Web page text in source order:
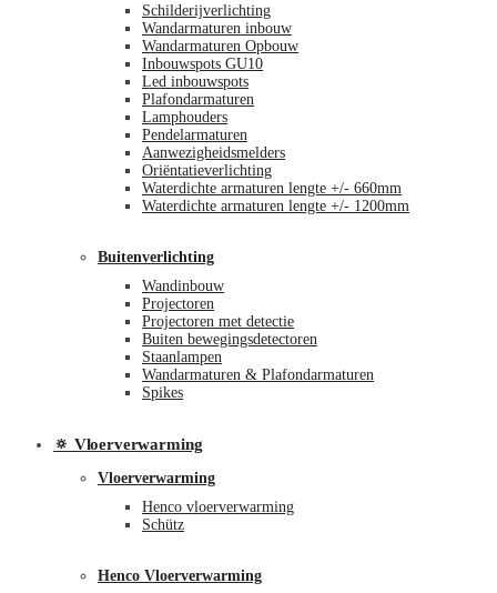
Schilderijverlichting
Wandarmaturen inbouw
Wandarmaturen Opbouw
Inbouwspots GU10
Led inbouwspots
Plafondarmaturen
Lamphouders
Pendelarmaturen
Aanwezigheidsmelders
Oriëntatieverlichting
Waterdichte armaturen lengte +/- 660mm
Waterdichte armaturen lengte +/- 1200mm
Buitenverlichting
Wandinbouw
Projectoren
Projectoren met detectie
Buiten bewegingsdetectoren
Staanlampen
Wandarmaturen & Plafondarmaturen
Spikes
🔅 Vloerverwarming
Vloerverwarming
Henco vloerverwarming
Schütz
Henco Vloerverwarming